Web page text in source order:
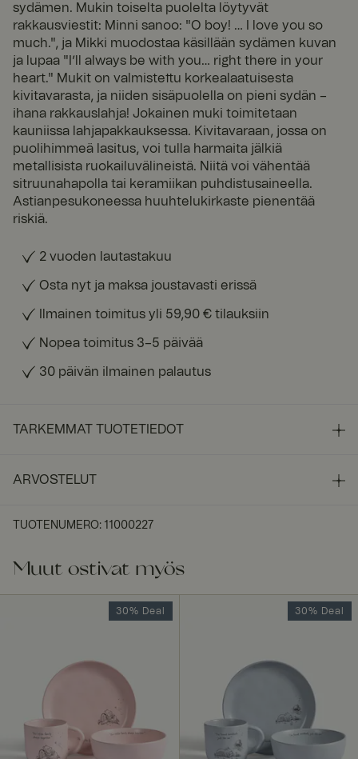
sydämen. Mukin toiselta puolelta löytyvät
rakkausviestit: Minni sanoo: "O boy! … I love you so
much.", ja Mikki muodostaa käsillään sydämen kuvan
ja lupaa "I’ll always be with you… right there in your
heart." Mukit on valmistettu korkealaatuisesta
kivitavarasta, ja niiden sisäpuolella on pieni sydän –
ihana rakkauslahja! Jokainen muki toimitetaan
kauniissa lahjapakkauksessa. Kivitavaraan, jossa on
puolihimmeä lasitus, voi tulla harmaita jälkiä
metallisista ruokailuvälineistä. Niitä voi vähentää
sitruunahapolla tai keramiikan puhdistusaineella.
Astianpesukoneessa huuhtelukirkaste pienentää
riskiä.
2 vuoden lautastakuu
Osta nyt ja maksa joustavasti erissä
Ilmainen toimitus yli 59,90 € tilauksiin
Nopea toimitus 3–5 päivää
30 päivän ilmainen palautus
TARKEMMAT TUOTETIEDOT
ARVOSTELUT
TUOTENUMERO: 11000227
Muut ostivat myös
30% Deal 30% Deal